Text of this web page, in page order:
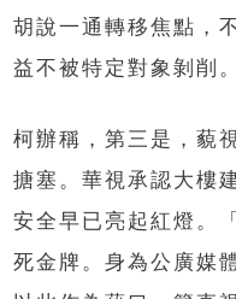
胡說一通轉移焦點，
益不被特定對象剝削。
柯辦稱，第三是，藐
搪塞。華視承認大樓
安全早已亮起紅燈。
死金牌。身為公廣媒